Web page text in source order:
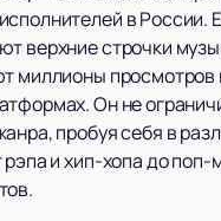
в России.
верхние строчки
миллионы просмотров
Он не
пробуя себя в
и хип-хопа до поп-